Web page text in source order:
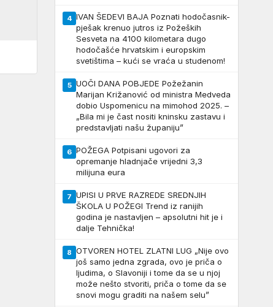
4 IVAN ŠEDEVI BAJA Poznati hodočasnik-
pješak krenuo jutros iz Požeških
Sesveta na 4100 kilometara dugo
hodočašće hrvatskim i europskim
svetištima – kući se vraća u studenom!
5 UOČI DANA POBJEDE Požežanin
Marijan Križanović od ministra Medveda
dobio Uspomenicu na mimohod 2025. –
„Bila mi je čast nositi kninsku zastavu i
predstavljati našu županiju”
6 POŽEGA Potpisani ugovori za
opremanje hladnjače vrijedni 3,3
milijuna eura
7 UPISI U PRVE RAZREDE SREDNJIH
ŠKOLA U POŽEGI Trend iz ranijih
godina je nastavljen – apsolutni hit je i
dalje Tehnička!
8 OTVOREN HOTEL ZLATNI LUG „Nije ovo
još samo jedna zgrada, ovo je priča o
ljudima, o Slavoniji i tome da se u njoj
može nešto stvoriti, priča o tome da se
snovi mogu graditi na našem selu”